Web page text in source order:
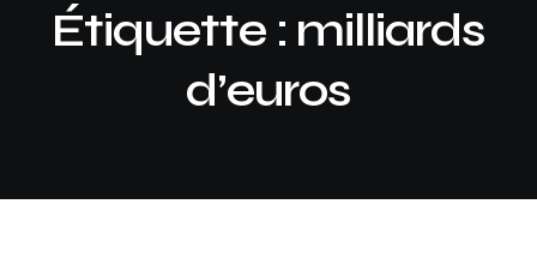
Étiquette : milliards
d’euros